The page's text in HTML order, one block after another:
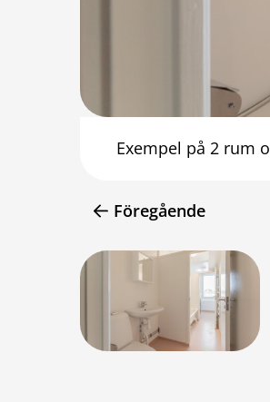
Exempel på 2 rum
Föregående